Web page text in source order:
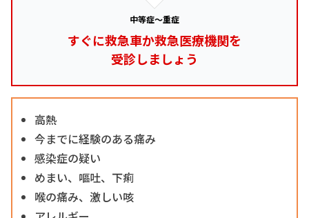
中等症～重症
すぐに救急車か救急医療機関を
受診しましょう
高熱
今までに経験のある痛み
感染症の疑い
めまい、嘔吐、下痢
喉の痛み、激しい咳